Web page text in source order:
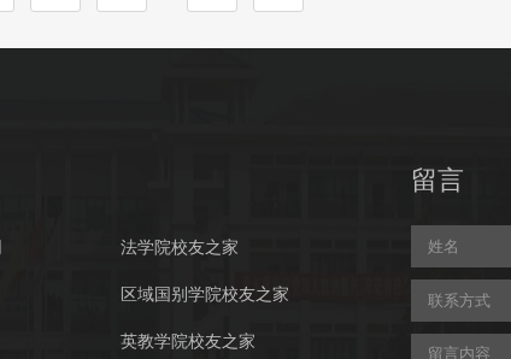
法学院校友之家
区域国别学院校友之家
英教学院校友之家
留言